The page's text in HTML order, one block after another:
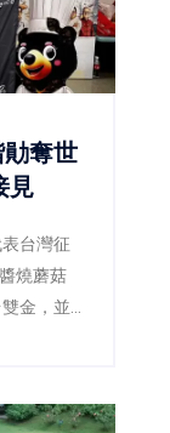
奪世
見
台灣征
燒蘑菇
金，並